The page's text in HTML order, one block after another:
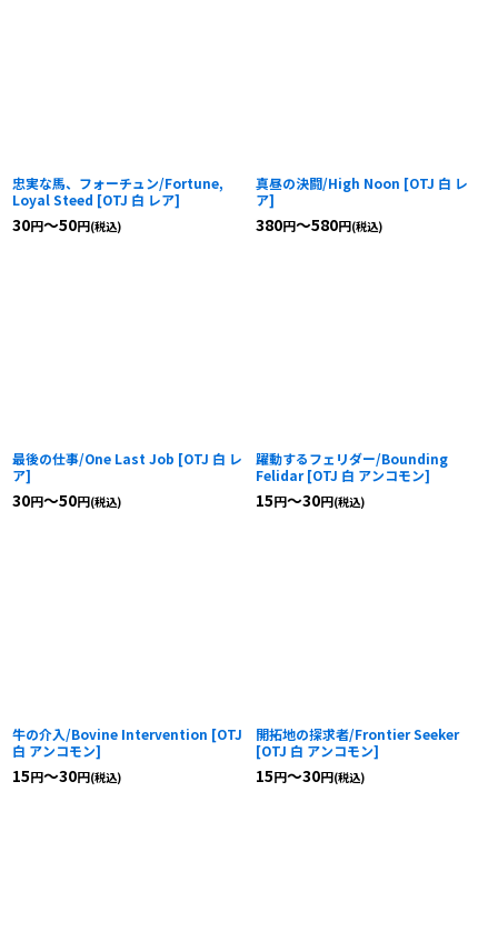
忠実な馬、フォーチュン/Fortune,
Loyal Steed [OTJ 白 レア]
30円～50円(税込)
真昼の決闘/High Noon [OTJ 白 レ
ア]
380円～580円(税込)
最後の仕事/One Last Job [OTJ 白 レ
ア]
30円～50円(税込)
躍動するフェリダー/Bounding
Felidar [OTJ 白 アンコモン]
15円～30円(税込)
牛の介入/Bovine Intervention [OTJ
白 アンコモン]
15円～30円(税込)
開拓地の探求者/Frontier Seeker
[OTJ 白 アンコモン]
15円～30円(税込)